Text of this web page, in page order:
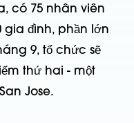
có 75 nhân viên
gia đình, phần lớn
9, tổ chức sẽ
thứ hai - một
Jose.